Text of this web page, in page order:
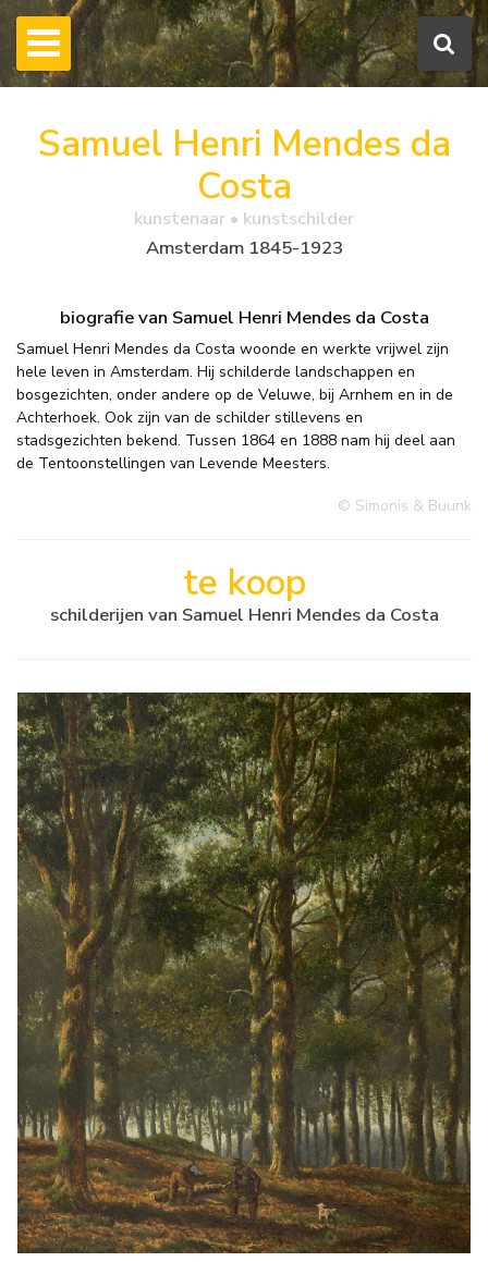
Samuel Henri Mendes da
Costa
kunstenaar • kunstschilder
Amsterdam 1845-1923
biografie van Samuel Henri Mendes da Costa
Samuel Henri Mendes da Costa woonde en werkte vrijwel zijn
hele leven in Amsterdam. Hij schilderde landschappen en
bosgezichten, onder andere op de Veluwe, bij Arnhem en in de
Achterhoek. Ook zijn van de schilder stillevens en
stadsgezichten bekend. Tussen 1864 en 1888 nam hij deel aan
de Tentoonstellingen van Levende Meesters.
© Simonis & Buunk
te koop
schilderijen van Samuel Henri Mendes da Costa